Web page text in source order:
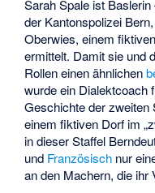
Sarah Spale ist
der Kantonspolizei
Oberwies, einem
ermittelt. Damit sie und
Rollen einen ähnlichen
wurde ein Dialektcoach
Geschichte der zweiten
einem fiktiven Dorf im
in dieser Staffel
und Französisch nur
an den Machern, die ihr